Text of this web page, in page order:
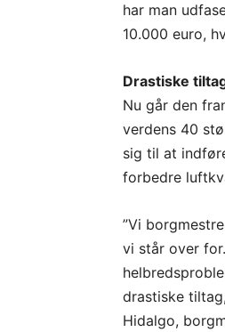
har man
10.000 euro,
Drastiske
Nu går den
verdens 40
sig til at
forbedre
”Vi
vi står over
drastiske
Hidalgo,